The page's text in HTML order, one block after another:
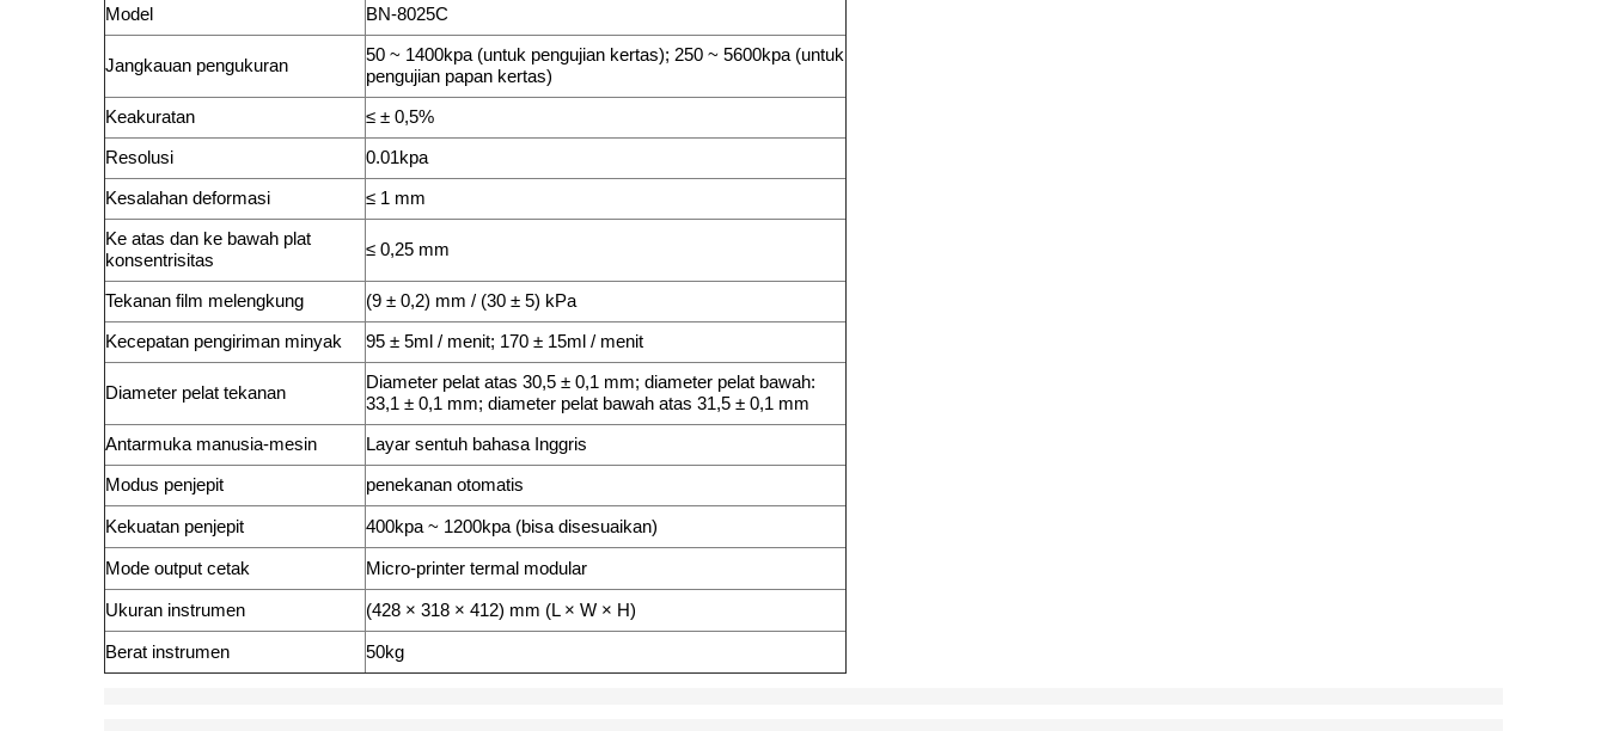
Model BN-8025C
Jangkauan pengukuran
50 ~ 1400kpa (untuk pengujian kertas); 250 ~ 5600kpa (untuk
pengujian papan kertas)
Keakuratan
≤ ± 0,5%
Resolusi
0.01kpa
Kesalahan deformasi
≤ 1 mm
Ke atas dan ke bawah plat
konsentrisitas
≤ 0,25 mm
Tekanan film melengkung
(9 ± 0,2) mm / (30 ± 5) kPa
Kecepatan pengiriman minyak
95 ± 5ml / menit; 170 ± 15ml / menit
Diameter pelat tekanan
Diameter pelat atas 30,5 ± 0,1 mm; diameter pelat bawah:
33,1 ± 0,1 mm; diameter pelat bawah atas 31,5 ± 0,1 mm
Antarmuka manusia-mesin
Layar sentuh bahasa Inggris
Modus penjepit
penekanan otomatis
Kekuatan penjepit 400kpa ~ 1200kpa (bisa disesuaikan)
Mode output cetak Micro-printer termal modular
Ukuran instrumen (428 × 318 × 412) mm (L × W × H)
Berat instrumen 50kg